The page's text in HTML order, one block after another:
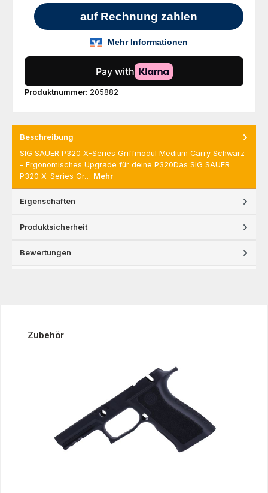
Produktnummer: 205882
Beschreibung
SIG SAUER P320 X-Series Griffmodul Medium Carry Schwarz
– Ergonomisches Upgrade für deine P320Das SIG SAUER
P320 X-Series Gr… Mehr
Eigenschaften
Produktsicherheit
Bewertungen
Produktgalerie überspringen
Zubehör